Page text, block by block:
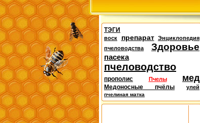
ТЭГИ
воск препарат
Энциклопедия
пчеловодства
Здоровье
пасека
пчеловодство
прополис Пчелы мед
Медоносные пчёлы улей
пчелиная матка